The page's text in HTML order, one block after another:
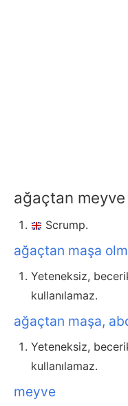
ağaçtan meyve
Scrump.
ağaçtan maşa
Yeteneksiz,
kullanılamaz.
ağaçtan maşa,
Yeteneksiz,
kullanılamaz.
meyve